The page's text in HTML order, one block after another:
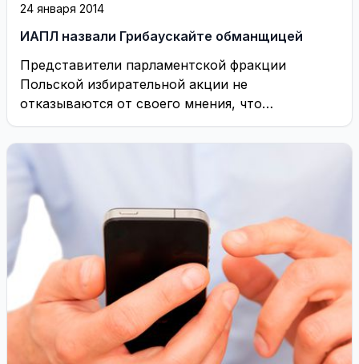
24 января 2014
ИАПЛ назвали Грибаускайте обманщицей
Представители парламентской фракции
Польской избирательной акции не
отказываются от своего мнения, что
нацменьшинства в Литве дискриминируются.
Важным должностным лицам ЕС ...